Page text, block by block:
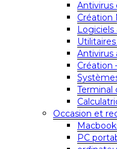
Antivirus
Création
Antivirus
Création
Terminal
Occasion et
PC